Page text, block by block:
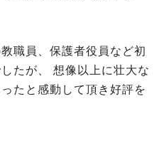
職員、保護者役員など初
たが、 想像以上に壮大な
たと感動して頂き好評を